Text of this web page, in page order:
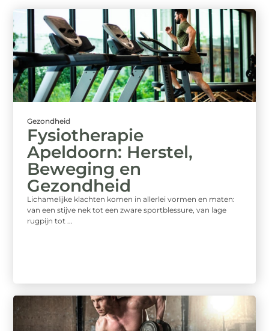
Gezondheid
Fysiotherapie
Apeldoorn: Herstel,
Beweging en
Gezondheid
Lichamelijke klachten komen in allerlei vormen en maten:
van een stijve nek tot een zware sportblessure, van lage
rugpijn tot ...